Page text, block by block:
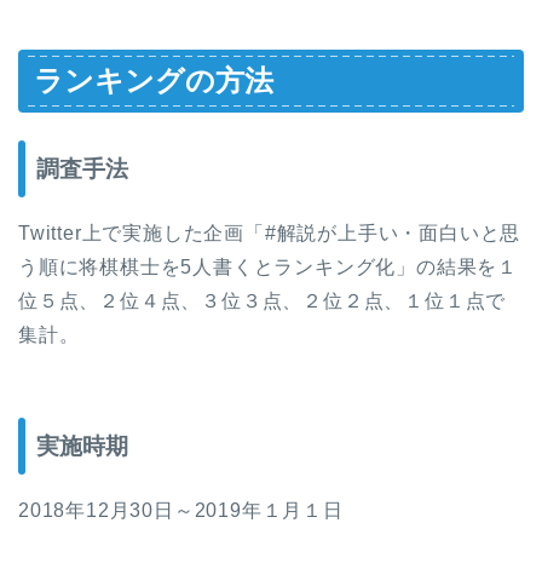
ランキングの方法
調査手法
Twitter上で実施した企画「#解説が上手い・面白いと思
う順に将棋棋士を5人書くとランキング化」の結果を１
位５点、２位４点、３位３点、２位２点、１位１点で
集計。
実施時期
2018年12月30日～2019年１月１日